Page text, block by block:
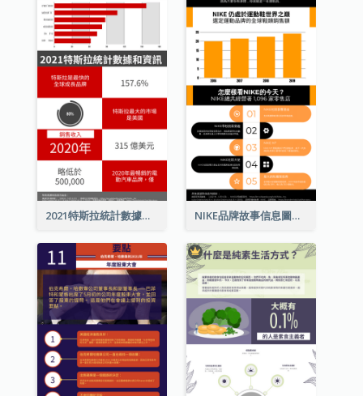
2021特斯拉統計數據和資訊信息圖表 NIKE品牌故事信息圖表